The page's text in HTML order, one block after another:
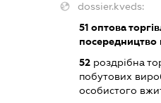
dossier.kveds:
51оптова
посередництво
52роздрібна
побутових
особистого